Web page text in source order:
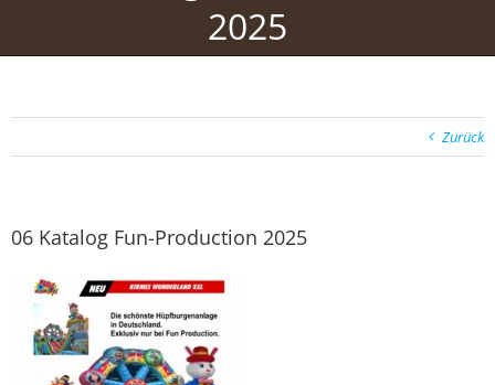
2025
Zurück
06 Katalog Fun-Production 2025